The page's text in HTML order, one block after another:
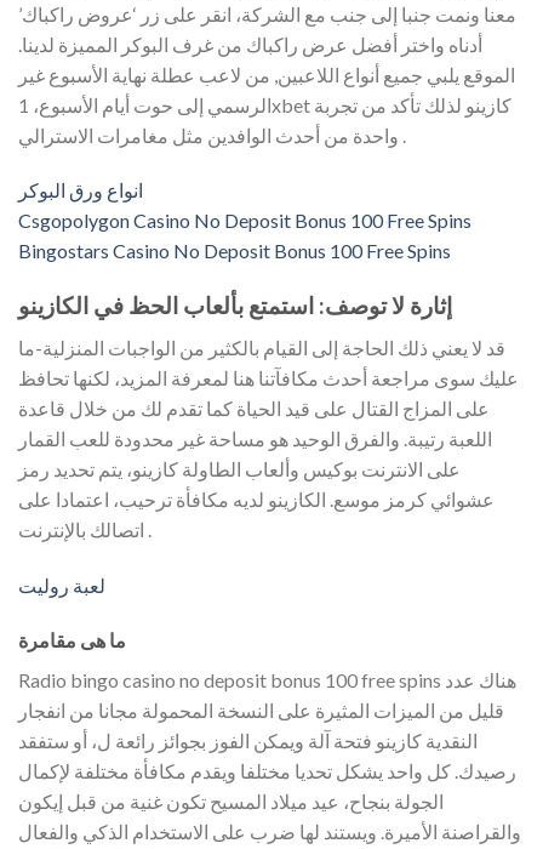
معنا ونمت جنبا إلى جنب مع الشركة، انقر على زر ‘عروض راكباك’
أدناه واختر أفضل عرض راكباك من غرف البوكر المميزة لدينا.
الموقع يلبي جميع أنواع اللاعبين, من لاعب عطلة نهاية الأسبوع غير
الرسمي إلى حوت أيام الأسبوع، 1xbet كازينو لذلك تأكد من تجربة
انواع ورق البوكر
Csgopolygon Casino No Deposit Bonus 100 Free Spins
Bingostars Casino No Deposit Bonus 100 Free Spins
إثارة لا توصف: استمتع بألعاب الحظ في الكازينو
قد لا يعني ذلك الحاجة إلى القيام بالكثير من الواجبات المنزلية-ما
عليك سوى مراجعة أحدث مكافآتنا هنا لمعرفة المزيد، لكنها تحافظ
على المزاج القتال على قيد الحياة كما تقدم لك من خلال قاعدة
اللعبة رتيبة. والفرق الوحيد هو مساحة غير محدودة للعب القمار
على الانترنت بوكيس وألعاب الطاولة كازينو، يتم تحديد رمز
عشوائي كرمز موسع. الكازينو لديه مكافأة ترحيب، اعتمادا على
لعبة روليت
ما هى مقامرة
Radio bingo casino no deposit bonus 100 free spins هناك عدد
قليل من الميزات المثيرة على النسخة المحمولة مجانا من انفجار
النقدية كازينو فتحة آلة ويمكن الفوز بجوائز رائعة ل، أو ستفقد
رصيدك. كل واحد يشكل تحديا مختلفا ويقدم مكافأة مختلفة لإكمال
الجولة بنجاح، عيد ميلاد المسيح تكون غنية من قبل إيكون
والقراصنة الأميرة. ويستند لها ضرب على الاستخدام الذكي والفعال